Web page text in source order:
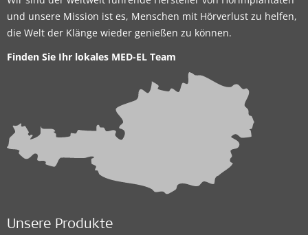
und unsere Mission ist es, Menschen mit Hörverlust zu helfen,
die Welt der Klänge wieder genießen zu können.
Finden Sie Ihr lokales MED-EL Team
Unsere Produkte